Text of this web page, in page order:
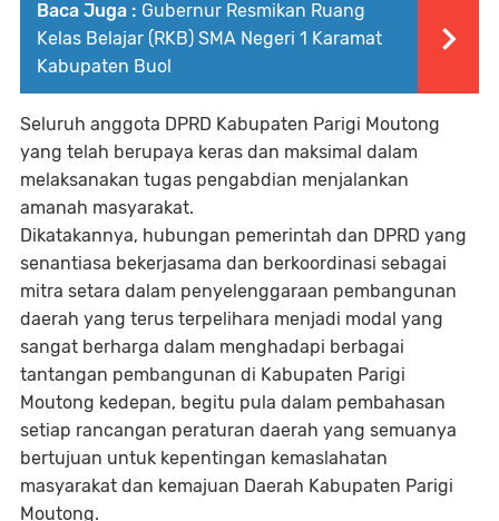
Baca Juga : Gubernur Resmikan Ruang
Kelas Belajar (RKB) SMA Negeri 1 Karamat
Kabupaten Buol
Seluruh anggota DPRD Kabupaten Parigi Moutong
yang telah berupaya keras dan maksimal dalam
melaksanakan tugas pengabdian menjalankan
amanah masyarakat.
Dikatakannya, hubungan pemerintah dan DPRD yang
senantiasa bekerjasama dan berkoordinasi sebagai
mitra setara dalam penyelenggaraan pembangunan
daerah yang terus terpelihara menjadi modal yang
sangat berharga dalam menghadapi berbagai
tantangan pembangunan di Kabupaten Parigi
Moutong kedepan, begitu pula dalam pembahasan
setiap rancangan peraturan daerah yang semuanya
bertujuan untuk kepentingan kemaslahatan
masyarakat dan kemajuan Daerah Kabupaten Parigi
Moutong.